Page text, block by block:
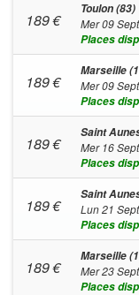
189€
Toulon (83)
Mer 09
Places
189€
Marseille
Mer 09
Places
189€
Saint
Mer 16
Places
189€
Saint
Lun 21
Places
189€
Marseille
Mer 23
Places